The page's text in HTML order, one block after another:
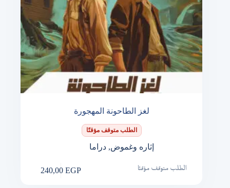
لغز الطاحونة المهجورة
الطلب متوقف مؤقتًا
إثاره وغموض, دراما
240,00EGP الطلب متوقف مؤقتًا